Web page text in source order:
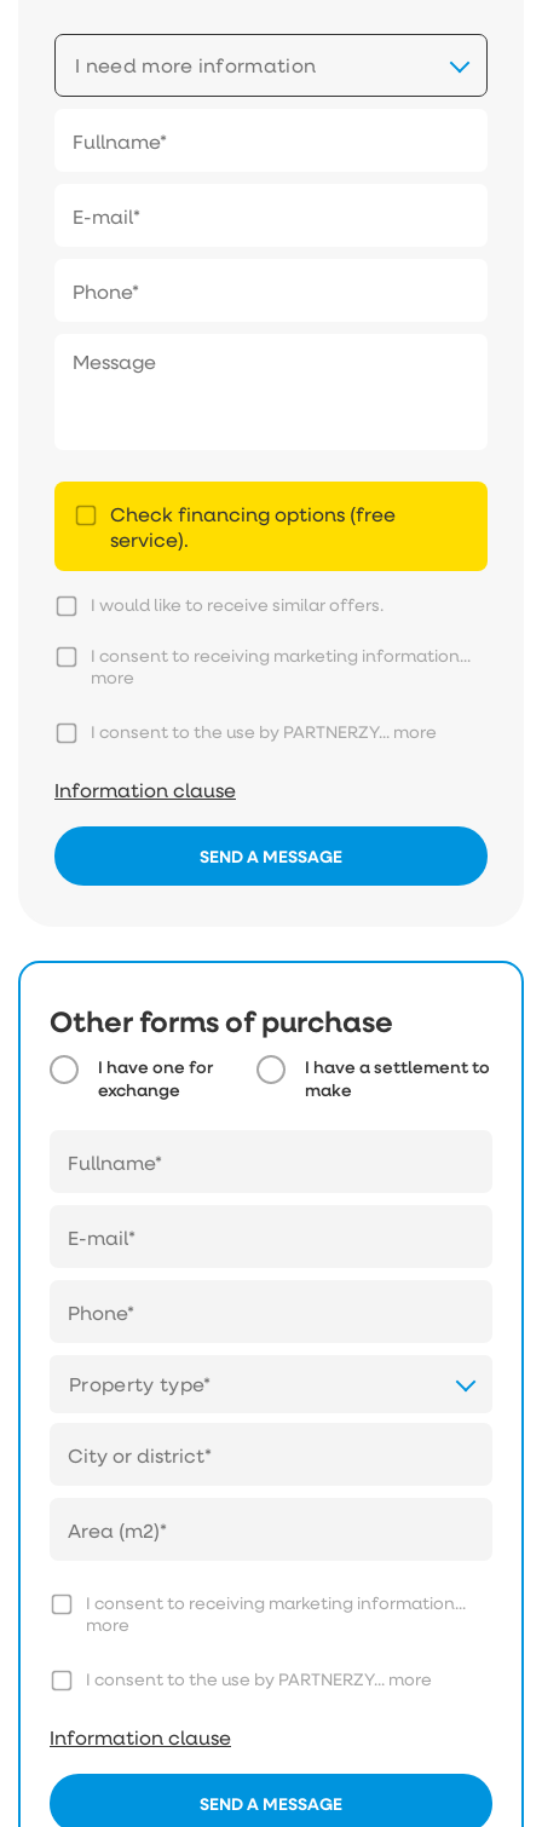
I need more information
Check financing options (free
service).
I would like to receive similar offers.
I consent to receiving marketing information...
more
I consent to the use by PARTNERZY... more
Information clause
SEND A MESSAGE
Other forms of purchase
I have one for
exchange
I have a settlement to
make
Property type*
I consent to receiving marketing information...
more
I consent to the use by PARTNERZY... more
Information clause
SEND A MESSAGE